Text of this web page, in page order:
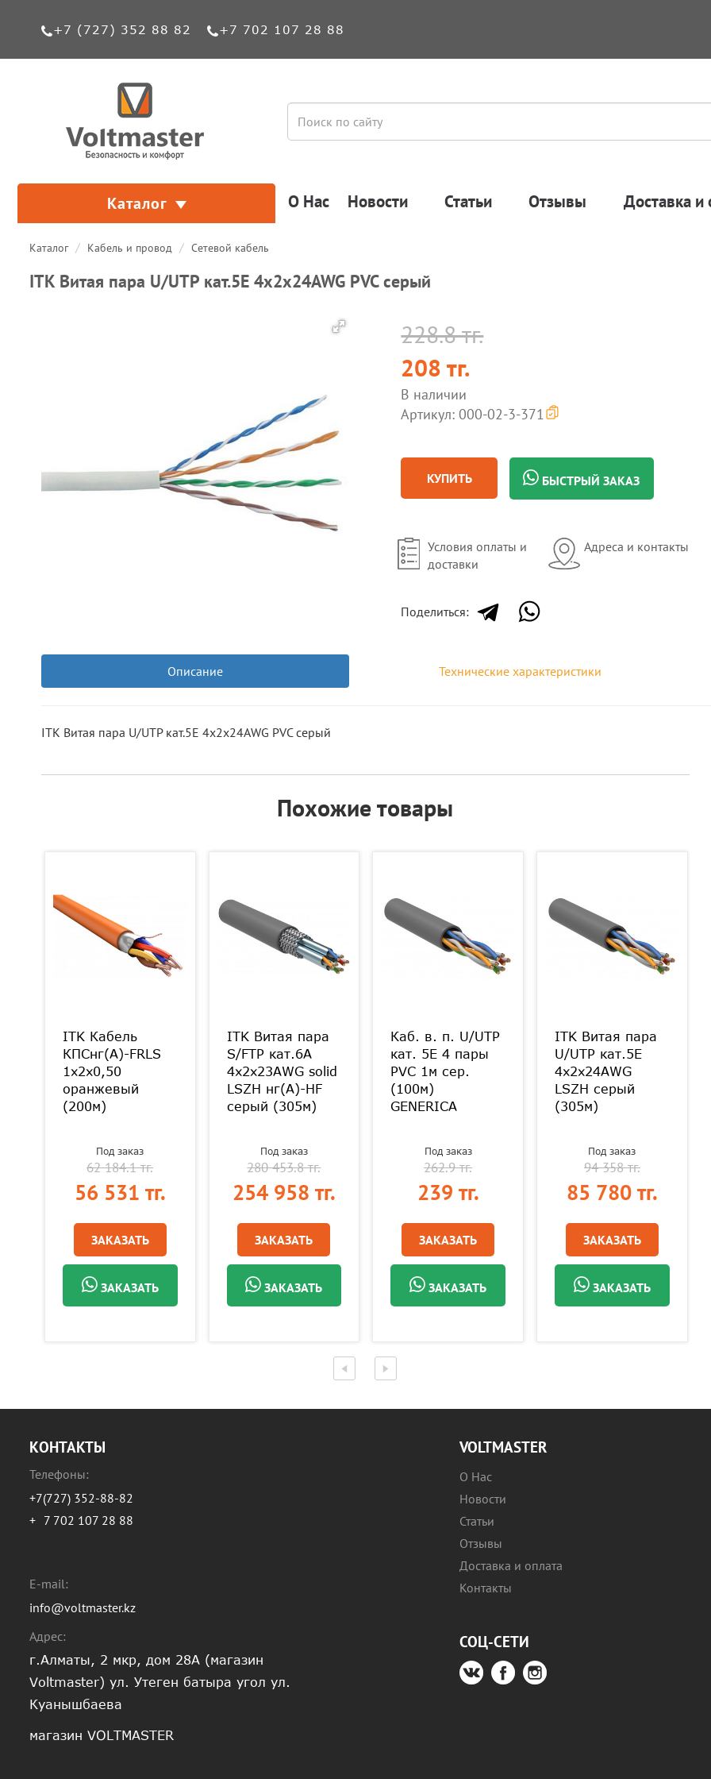
+7 (727) 352 88 82 +7 702 107 28 88
Каталог О Нас Новости Статьи Отзывы Доставка и
Каталог Кабель и провод Сетевой кабель
ITK Витая пара U/UTP кат.5E 4х2х24AWG PVC серый
228.8 тг.
208 тг.
В наличии
Артикул: 000-02-3-371
КУПИТЬ БЫСТРЫЙ ЗАКАЗ
Условия оплаты и
доставки
Адреса и контакты
Поделиться:
Описание Технические характеристики
ITK Витая пара U/UTP кат.5E 4х2х24AWG PVC серый
Похожие товары
ITK Кабель
КПСнг(А)-FRLS
1х2х0,50
оранжевый
(200м)
Под заказ
62 184.1 тг.
56 531 тг.
ЗАКАЗАТЬ
ЗАКАЗАТЬ
ITK Витая пара
S/FTP кат.6A
4х2х23AWG solid
LSZH нг(А)-HF
серый (305м)
Под заказ
280 453.8 тг.
254 958 тг.
ЗАКАЗАТЬ
ЗАКАЗАТЬ
Каб. в. п. U/UTP
кат. 5E 4 пары
PVC 1м сер.
(100м)
GENERICA
Под заказ
262.9 тг.
239 тг.
ЗАКАЗАТЬ
ЗАКАЗАТЬ
ITK Витая пара
U/UTP кат.5E
4x2х24AWG
LSZH серый
(305м)
Под заказ
94 358 тг.
85 780 тг.
ЗАКАЗАТЬ
ЗАКАЗАТЬ
КОНТАКТЫ
Телефоны:
+7(727) 352-88-82
+ 7 702 107 28 88
E-mail:
info@voltmaster.kz
Адрес:
г.Алматы, 2 мкр, дом 28А (магазин
Voltmaster) ул. Утеген батыра угол ул.
Куанышбаева
магазин VOLTMASTER
VOLTMASTER
О Нас
Новости
Статьи
Отзывы
Доставка и оплата
Контакты
СОЦ-СЕТИ